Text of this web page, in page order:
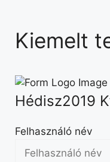
Kiemelt
Hédisz2019
Felhasználó név